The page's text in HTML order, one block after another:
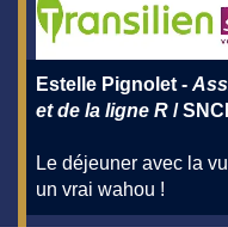
Estelle Pignolet -
et de la ligne R /
Le déjeuner avec la
un vrai wahou !